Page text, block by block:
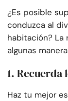
¿Es posible
conduzca al
habitación? La
algunas
1. Recuerda
Haz tu mejor